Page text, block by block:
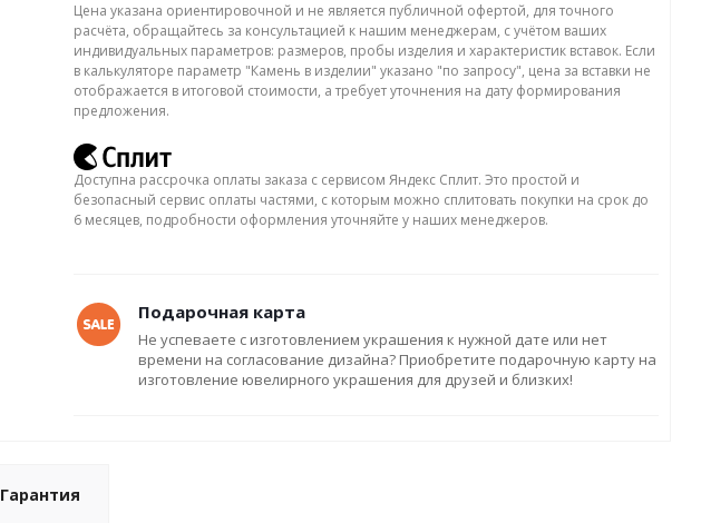
Цена указана ориентировочной и не является публичной офертой, для точного
расчёта, обращайтесь за консультацией к нашим менеджерам, с учётом ваших
индивидуальных параметров: размеров, пробы изделия и характеристик вставок. Если
в калькуляторе параметр "Камень в изделии" указано "по запросу", цена за вставки не
отображается в итоговой стоимости, а требует уточнения на дату формирования
предложения.
Доступна рассрочка оплаты заказа с сервисом Яндекс Сплит. Это простой и
безопасный сервис оплаты частями, с которым можно сплитовать покупки на срок до
6 месяцев, подробности оформления уточняйте у наших менеджеров.
Подарочная карта
Не успеваете с изготовлением украшения к нужной дате или нет
времени на согласование дизайна? Приобретите подарочную карту на
изготовление ювелирного украшения для друзей и близких!
Гарантия